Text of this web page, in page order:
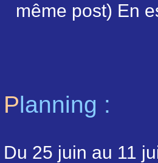
même post) En
Planning :
Du 25 juin au 11